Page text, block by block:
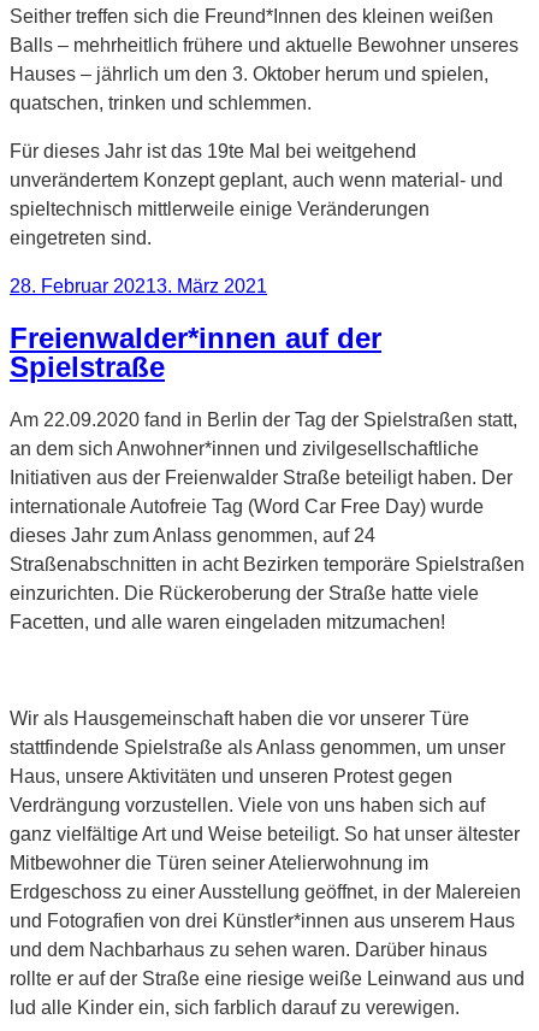
Seither treffen sich die Freund*Innen des kleinen weißen
Balls – mehrheitlich frühere und aktuelle Bewohner unseres
Hauses – jährlich um den 3. Oktober herum und spielen,
quatschen, trinken und schlemmen.
Für dieses Jahr ist das 19te Mal bei weitgehend
unverändertem Konzept geplant, auch wenn material- und
spieltechnisch mittlerweile einige Veränderungen
eingetreten sind.
Veröffentlicht
28. Februar 20213. März 2021
Freienwalder*innen auf der
Spielstraße
Am 22.09.2020 fand in Berlin der Tag der Spielstraßen statt,
an dem sich Anwohner*innen und zivilgesellschaftliche
Initiativen aus der Freienwalder Straße beteiligt haben. Der
internationale Autofreie Tag (Word Car Free Day) wurde
dieses Jahr zum Anlass genommen, auf 24
Straßenabschnitten in acht Bezirken temporäre Spielstraßen
einzurichten. Die Rückeroberung der Straße hatte viele
Facetten, und alle waren eingeladen mitzumachen!
Wir als Hausgemeinschaft haben die vor unserer Türe
stattfindende Spielstraße als Anlass genommen, um unser
Haus, unsere Aktivitäten und unseren Protest gegen
Verdrängung vorzustellen. Viele von uns haben sich auf
ganz vielfältige Art und Weise beteiligt. So hat unser ältester
Mitbewohner die Türen seiner Atelierwohnung im
Erdgeschoss zu einer Ausstellung geöffnet, in der Malereien
und Fotografien von drei Künstler*innen aus unserem Haus
und dem Nachbarhaus zu sehen waren. Darüber hinaus
rollte er auf der Straße eine riesige weiße Leinwand aus und
lud alle Kinder ein, sich farblich darauf zu verewigen.